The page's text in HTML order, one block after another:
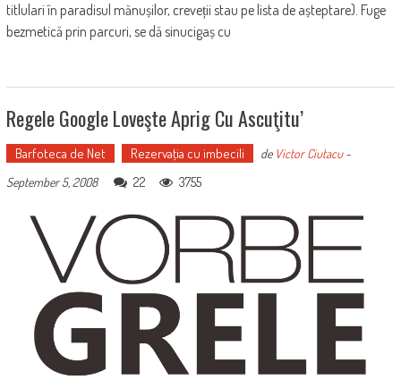
titlulari în paradisul mănușilor, creveții stau pe lista de așteptare). Fuge
bezmetică prin parcuri, se dă sinucigaș cu
Regele Google Loveşte Aprig Cu Ascuţitu’
Barfoteca de Net Rezervaţia cu imbecili de Victor Ciutacu-
September 5, 2008
22 3755